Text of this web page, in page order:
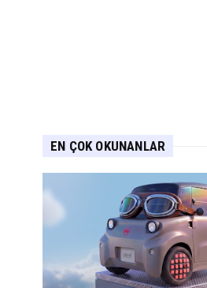
EN ÇOK OKUNANLAR